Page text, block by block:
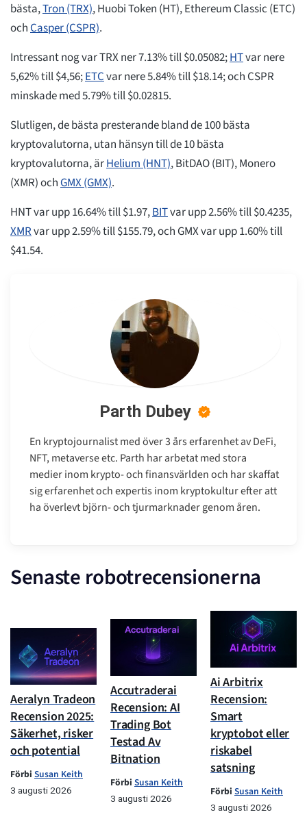
bästa,Tron (TRX), Huobi Token (HT), Ethereum Classic (ETC)
ochCasper (CSPR).
Intressant nog var TRX ner 7.13% till $0.05082;HTvar nere
5,62% till $4,56;ETCvar nere 5.84% till $18.14; och CSPR
minskade med 5.79% till $0.02815.
Slutligen, de bästa presterande bland de 100 bästa
kryptovalutorna, utan hänsyn till de 10 bästa
kryptovalutorna, ärHelium (HNT), BitDAO (BIT), Monero
(XMR) ochGMX (GMX).
HNT var upp 16.64% till $1.97,BITvar upp 2.56% till $0.4235,
XMRvar upp 2.59% till $155.79, och GMX var upp 1.60% till
$41.54.
Parth Dubey
En kryptojournalist med över 3 års erfarenhet av DeFi,
NFT, metaverse etc. Parth har arbetat med stora
medier inom krypto- och finansvärlden och har skaffat
sig erfarenhet och expertis inom kryptokultur efter att
ha överlevt björn- och tjurmarknader genom åren.
Senaste robotrecensionerna
Aeralyn Tradeon
Recension 2025:
Säkerhet, risker
och potential
Förbi Susan Keith
3 augusti 2026
Accutraderai
Recension: AI
Trading Bot
Testad Av
Bitnation
Förbi Susan Keith
3 augusti 2026
Ai Arbitrix
Recension:
Smart
kryptobot eller
riskabel
satsning
Förbi Susan Keith
3 augusti 2026